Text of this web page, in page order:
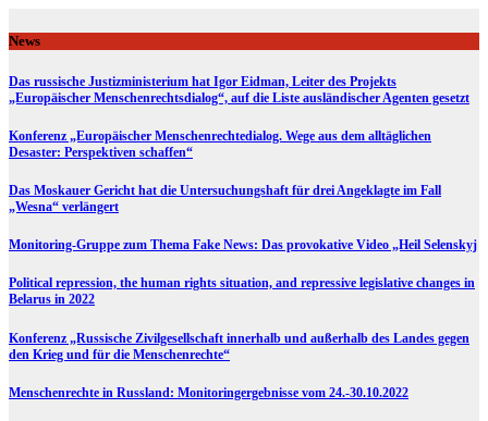
to
content
News
Das russische Justizministerium hat Igor Eidman, Leiter des Projekts
„Europäischer Menschenrechtsdialog“, auf die Liste ausländischer Agenten gesetzt
Konferenz „Europäischer Menschenrechtedialog. Wege aus dem alltäglichen
Desaster: Perspektiven schaffen“
Das Moskauer Gericht hat die Untersuchungshaft für drei Angeklagte im Fall
„Wesna“ verlängert
Monitoring-Gruppe zum Thema Fake News: Das provokative Video „Heil Selenskyj
Political repression, the human rights situation, and repressive legislative changes in
Belarus in 2022
Konferenz „Russische Zivilgesellschaft innerhalb und außerhalb des Landes gegen
den Krieg und für die Menschenrechte“
Menschenrechte in Russland: Monitoringergebnisse vom 24.-30.10.2022